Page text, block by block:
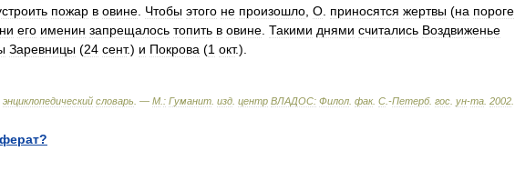
пожар в овине Чтобы этого не произошло О приносятся жертвы (на пороге
его именин запрещалось топить в овине Такими днями считались Воздвиженье
Заревницы (24 сент.) и Покрова (1 окт.).
энциклопедический словарь . — М : Гуманит изд центр ВЛАДОС: Филол фак. С .-Петерб. гос ун-та 2002